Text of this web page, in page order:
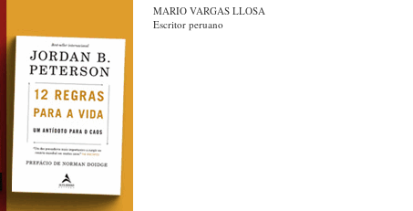
MARIO VARGAS LLOSA
Escritor peruano